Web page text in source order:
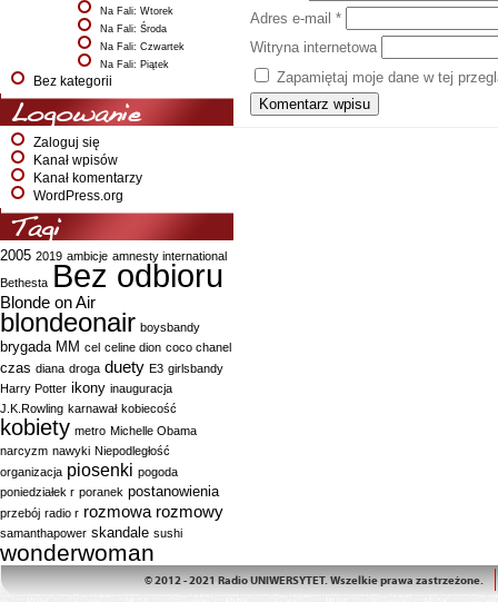
Na Fali: Wtorek
Na Fali: Środa
Na Fali: Czwartek
Na Fali: Piątek
Bez kategorii
Logowanie
Zaloguj się
Kanał wpisów
Kanał komentarzy
WordPress.org
Tagi
2005 2019 ambicje amnesty international
Bethesta Bez odbioru
Blonde on Air
blondeonair boysbandy
brygada MM cel celine dion coco chanel
czas diana droga duety E3 girlsbandy
Harry Potter ikony inauguracja
J.K.Rowling karnawał kobiecość
kobiety metro Michelle Obama
narcyzm nawyki Niepodległość
organizacja piosenki pogoda
poniedziałek r poranek postanowienia
przebój radio r rozmowa rozmowy
samanthapower skandale sushi
wonderwoman
Adres e-mail *
Witryna internetowa
Zapamiętaj moje dane w tej
© 2012 - 2021 Radio UNIWERSYTET. Wszelkie prawa zastrzeżone.